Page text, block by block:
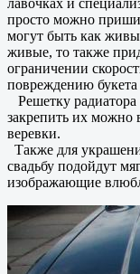
просто можно
могут быть как
живые, то также
ограничении
повреждению
Решетку
закрепить их можно
веревки.
Также для
свадьбу подойдут
изображающие